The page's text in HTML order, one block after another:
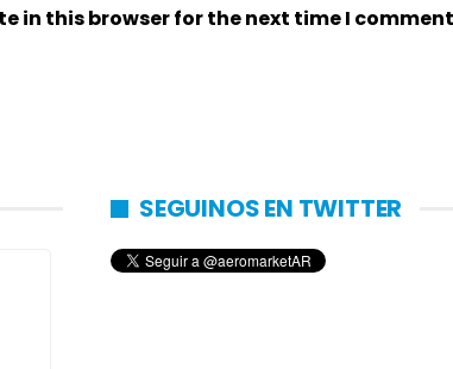
in this browser for the next time I
SEGUINOS EN TWITTER